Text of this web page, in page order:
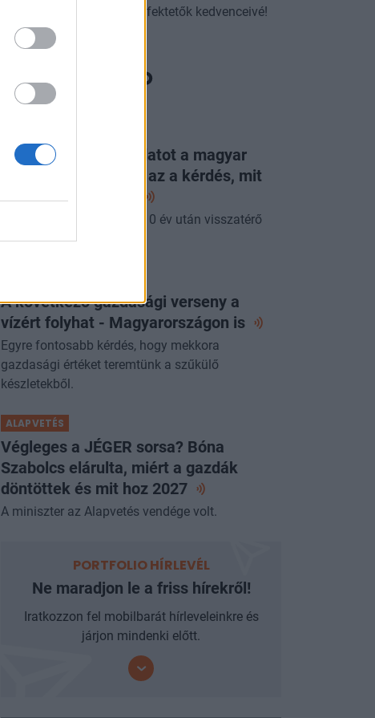
meg, miért válhatnak a befektetők kedvenceivé!
Rég látott ilyen jó adatot a magyar
gazdaság: már csak az a kérdés, mit
lép erre a
A pénteki Checklistben a 10 év után visszatérő
alacsony infláció.
A következő gazdasági verseny a
vízért folyhat - Magyarországon is
Egyre fontosabb kérdés, hogy mekkora
gazdasági értéket teremtünk a szűkülő
készletekből.
ALAPVETÉS
Végleges a JÉGER sorsa? Bóna
Szabolcs elárulta, miért a gazdák
döntöttek és mit hoz 2027
A miniszter az Alapvetés vendége volt.
PORTFOLIO HÍRLEVÉL
Ne maradjon le a friss hírekről!
Iratkozzon fel mobilbarát hírleveleinkre és
járjon mindenki előtt.